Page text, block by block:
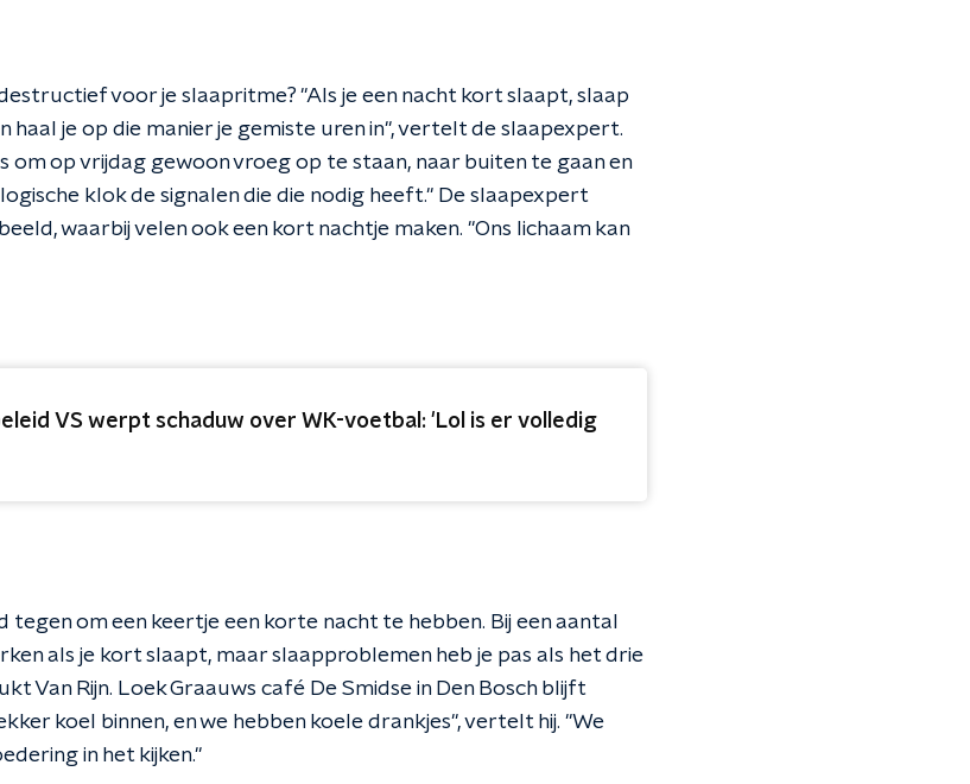
voor je slaapritme? "Als je een nacht kort slaapt, slaap
haal je op die manier je gemiste uren in", vertelt de slaapexpert.
om op vrijdag gewoon vroeg op te staan, naar buiten te gaan en
klok de signalen die die nodig heeft." De slaapexpert
waarbij velen ook een kort nachtje maken. "Ons lichaam kan
VS werpt schaduw over WK-voetbal: 'Lol is er volledig
tegen om een keertje een korte nacht te hebben. Bij een aantal
als je kort slaapt, maar slaapproblemen heb je pas als het drie
Van Rijn. Loek Graauws café De Smidse in Den Bosch blijft
koel binnen, en we hebben koele drankjes", vertelt hij. "We
in het kijken."